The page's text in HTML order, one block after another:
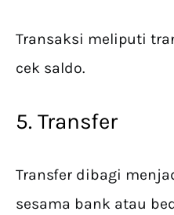
Transaksi meliputi
cek saldo.
5. Transfer
Transfer dibagi
sesama bank atau